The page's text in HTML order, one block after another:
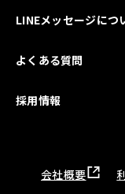
LINEメッセージにつ
よくある質問
採用情報
会社概要